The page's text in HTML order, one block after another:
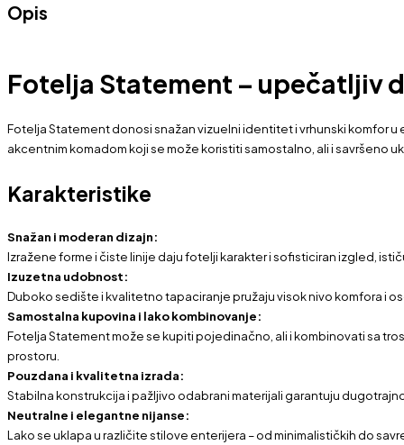
Opis
Fotelja Statement – upečatljiv
Fotelja Statement donosi snažan vizuelni identitet i vrhunski komfor
akcentnim komadom koji se može koristiti samostalno, ali i savršeno
Karakteristike
Snažan i moderan dizajn:
Izražene forme i čiste linije daju fotelji karakter i sofisticiran izgled,
Izuzetna udobnost:
Duboko sedište i kvalitetno tapaciranje pružaju visok nivo komfora i
Samostalna kupovina i lako kombinovanje:
Fotelja Statement može se kupiti pojedinačno, ali i kombinovati sa
prostoru.
Pouzdana i kvalitetna izrada:
Stabilna konstrukcija i pažljivo odabrani materijali garantuju
Neutralne i elegantne nijanse:
Lako se uklapa u različite stilove enterijera – od minimalističkih do